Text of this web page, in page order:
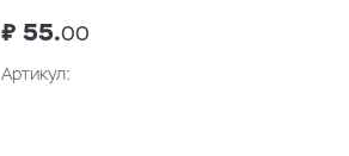
₽ 55.00
Артикул: